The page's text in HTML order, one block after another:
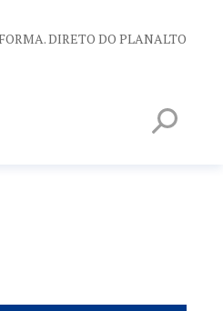
DIRETO DO PLANALTO